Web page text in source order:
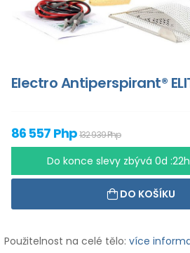
Electro Antiperspirant®
86 557 Php132 939 Php
Do konce slevy zbývá0d
DO KOŠÍKU
Použitelnost na celé tělo: více